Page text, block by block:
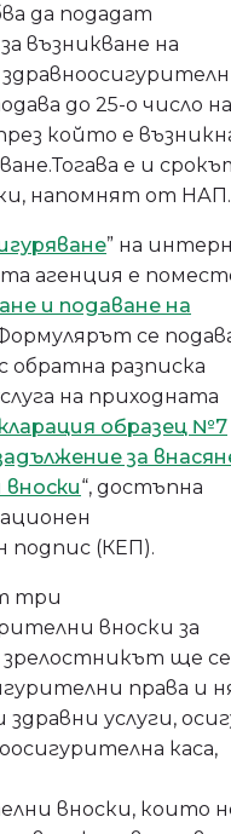
да подадат
възникване на
до 25-о число на
който е
е и
напомнят от
” на
агенция е
и подаване на
се
разписка
на приходната
образец №7
за
“, достъпна
подпис (КЕП).
три
вноски за
ще
права и
услуги,
каса,
вноски, които